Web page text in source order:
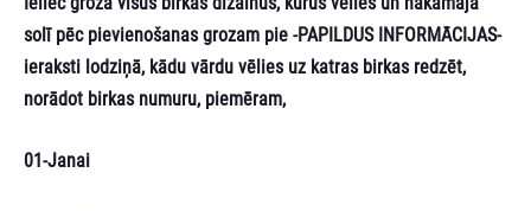
solī pēc pievienošanas grozam pie -PAPILDUS INFORMĀCIJAS-
ieraksti lodziņā, kādu vārdu vēlies uz katras birkas redzēt,
norādot birkas numuru, piemēram,
01-Janai